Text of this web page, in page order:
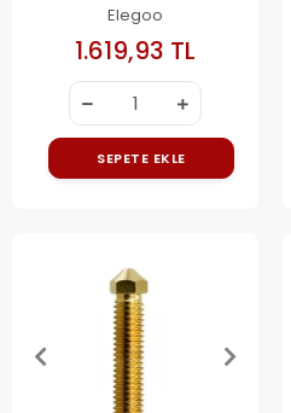
Elegoo
1.619,93 TL
SEPETE EKLE